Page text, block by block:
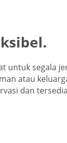
untuk segala
atau
dan